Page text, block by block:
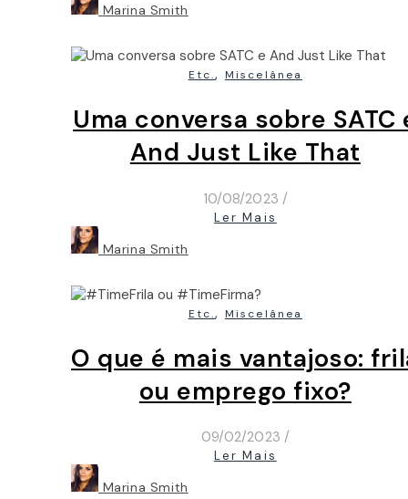
Marina Smith
Etc.,Miscelânea
Uma conversa sobre SATC
And Just Like That
10/08/2023 /
Ler Mais
Marina Smith
Etc.,Miscelânea
O que é mais vantajoso:
ou emprego fixo?
09/02/2023 /
Ler Mais
Marina Smith